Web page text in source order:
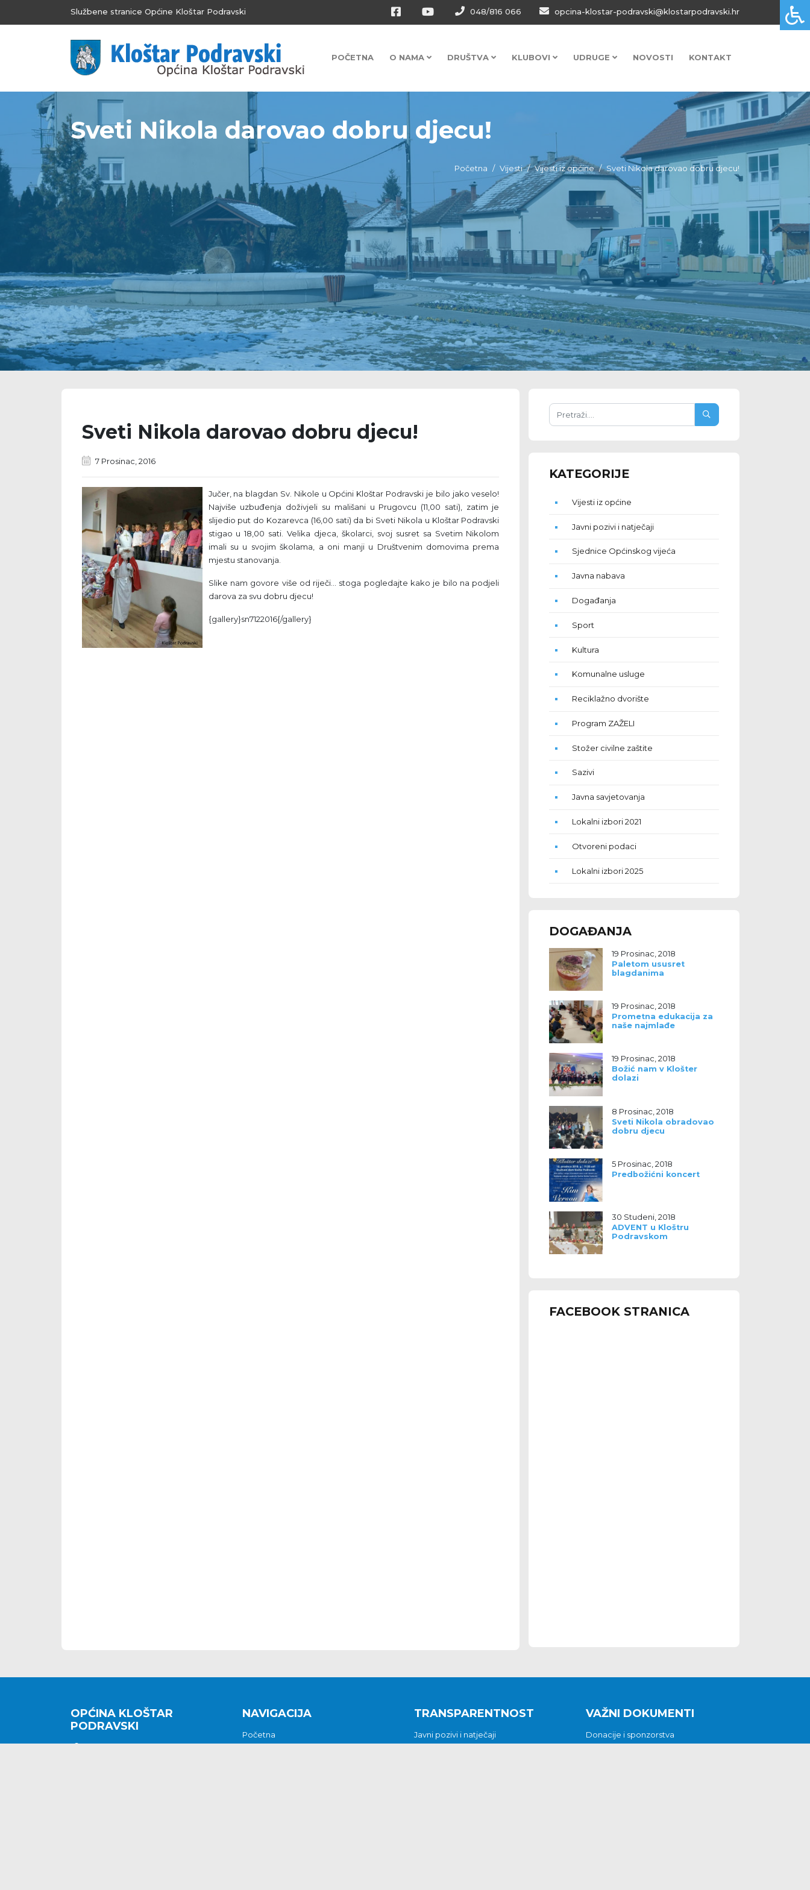
Službene stranice Općine Kloštar Podravski 048/816 066 opcina-klostar-podravski@klostarpodravski.hr
POČETNA O NAMA DRUŠTVA KLUBOVI UDRUGE NOVOSTI KONTAKT
Sveti Nikola darovao dobru djecu!
Početna Vijesti Vijesti iz općine Sveti Nikola darovao dobru djecu!
Sveti Nikola darovao dobru djecu!
7 Prosinac, 2016
Jučer, na blagdan Sv. Nikole u Općini Kloštar Podravski je bilo jako veselo!
Najviše uzbuđenja doživjeli su mališani u Prugovcu (11,00 sati), zatim je
slijedio put do Kozarevca (16,00 sati) da bi Sveti Nikola u Kloštar Podravski
stigao u 18,00 sati. Velika djeca, školarci, svoj susret sa Svetim Nikolom
imali su u svojim školama, a oni manji u Društvenim domovima prema
mjestu stanovanja.
Slike nam govore više od riječi... stoga pogledajte kako je bilo na podjeli
darova za svu dobru djecu!
{gallery}sn7122016{/gallery}
KATEGORIJE
Vijesti iz općine
Javni pozivi i natječaji
Sjednice Općinskog vijeća
Javna nabava
Događanja
Sport
Kultura
Komunalne usluge
Reciklažno dvorište
Program ZAŽELI
Stožer civilne zaštite
Sazivi
Javna savjetovanja
Lokalni izbori 2021
Otvoreni podaci
Lokalni izbori 2025
DOGAĐANJA
19 Prosinac, 2018
Paletom ususret
blagdanima
19 Prosinac, 2018
Prometna edukacija za
naše najmlađe
19 Prosinac, 2018
Božić nam v Klošter
dolazi
8 Prosinac, 2018
Sveti Nikola obradovao
dobru djecu
5 Prosinac, 2018
Predbožićni koncert
30 Studeni, 2018
ADVENT u Kloštru
Podravskom
FACEBOOK STRANICA
OPĆINA KLOŠTAR
PODRAVSKI
NAVIGACIJA
Početna
TRANSPARENTNOST
Javni pozivi i natječaji
VAŽNI DOKUMENTI
Donacije i sponzorstva